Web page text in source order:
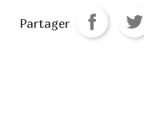
Partager